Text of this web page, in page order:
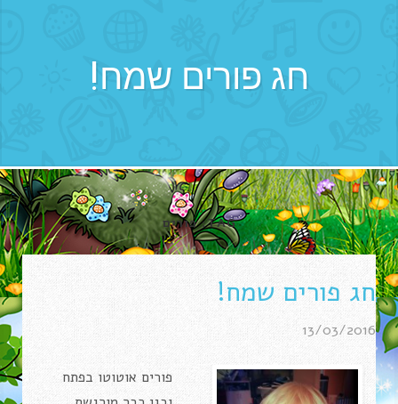
חג פורים שמח!
TAG: פורים
חג פורים שמח!
13/03/2016
פורים אוטוטו בפתח